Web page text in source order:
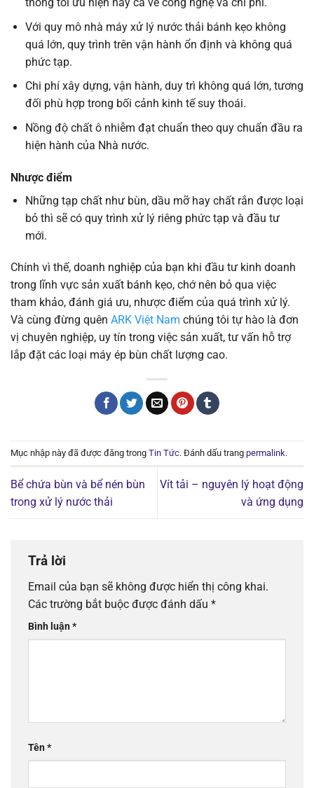
Với quy mô nhà máy xử lý nước thải bánh kẹo không
quá lớn, quy trình trên vận hành ổn định và không quá
phức tạp.
Chi phí xây dựng, vận hành, duy trì không quá lớn, tương
đối phù hợp trong bối cảnh kinh tế suy thoái.
Nồng độ chất ô nhiễm đạt chuẩn theo quy chuẩn đầu ra
hiện hành của Nhà nước.
Nhược điểm
Những tạp chất như bùn, dầu mỡ hay chất rắn được loại
bỏ thì sẽ có quy trình xử lý riêng phức tạp và đầu tư
mới.
Chính vì thế, doanh nghiệp của bạn khi đầu tư kinh doanh
trong lĩnh vực sản xuất bánh kẹo, chớ nên bỏ qua việc
tham khảo, đánh giá ưu, nhược điểm của quá trình xử lý.
Và cùng đừng quên ARK Việt Nam chúng tôi tự hào là đơn
vị chuyên nghiệp, uy tín trong việc sản xuất, tư vấn hỗ trợ
lắp đặt các loại máy ép bùn chất lượng cao.
Mục nhập này đã được đăng trong Tin Tức. Đánh dấu trang permalink.
Bể chứa bùn và bể nén bùn
trong xử lý nước thải
Vít tải – nguyên lý hoạt động
và ứng dụng
Trả lời
Email của bạn sẽ không được hiển thị công khai.
Các trường bắt buộc được đánh dấu *
Bình luận*
Tên*